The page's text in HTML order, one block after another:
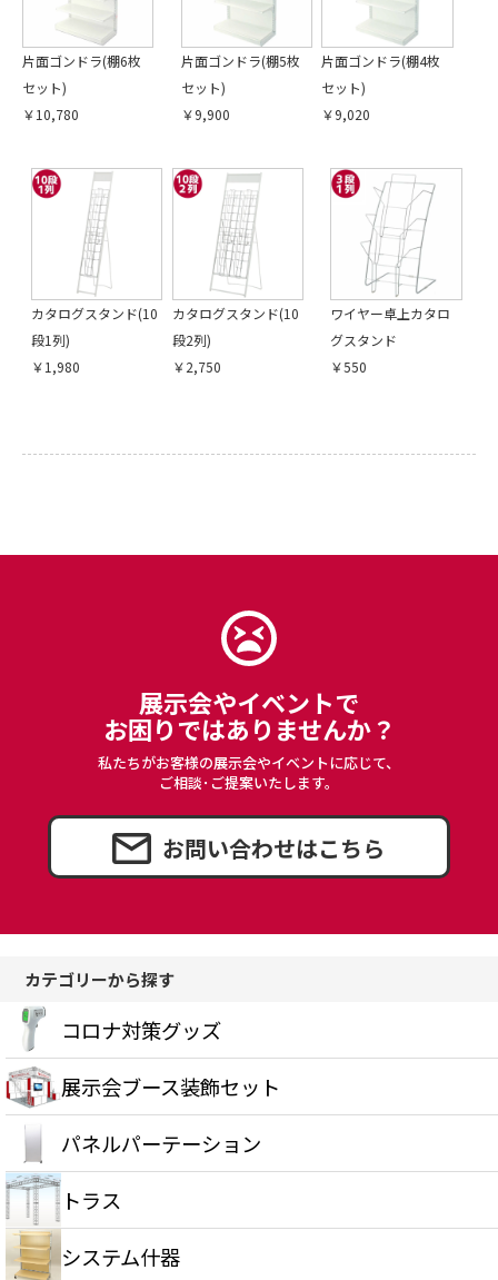
片面ゴンドラ(棚6枚
セット)
￥10,780
片面ゴンドラ(棚5枚
セット)
￥9,900
片面ゴンドラ(棚4枚
セット)
￥9,020
カタログスタンド(10
段1列)
￥1,980
カタログスタンド(10
段2列)
￥2,750
ワイヤー卓上カタロ
グスタンド
￥550
展示会やイベントで
お困りではありませんか？
私たちがお客様の展示会やイベントに応じて、
ご相談･ご提案いたします。
お問い合わせはこちら
カテゴリーから探す
コロナ対策グッズ
展示会ブース装飾セット
パネルパーテーション
トラス
システム什器